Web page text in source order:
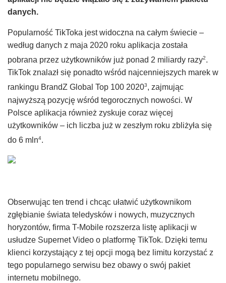
danych.
Popularność TikToka jest widoczna na całym świecie –
według danych z maja 2020 roku aplikacja została
pobrana przez użytkowników już ponad 2 miliardy razy2.
TikTok znalazł się ponadto wśród najcenniejszych marek w
rankingu BrandZ Global Top 100 20203, zajmując
najwyższą pozycję wśród tegorocznych nowości. W
Polsce aplikacja również zyskuje coraz więcej
użytkowników – ich liczba już w zeszłym roku zbliżyła się
do 6 mln4.
Obserwując ten trend i chcąc ułatwić użytkownikom
zgłębianie świata teledysków i nowych, muzycznych
horyzontów, firma T-Mobile rozszerza listę aplikacji w
usłudze Supernet Video o platformę TikTok. Dzięki temu
klienci korzystający z tej opcji mogą bez limitu korzystać z
tego popularnego serwisu bez obawy o swój pakiet
internetu mobilnego.